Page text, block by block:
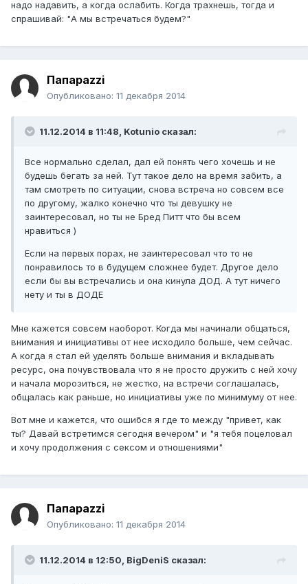
надо надавить, а когда ослабить. Когда трахнешь, тогда и
спрашивай: "А мы встречаться будем?"
Папараzzi
Опубликовано: 11 декабря 2014
11.12.2014 в 11:48, Kotunio сказал:
Все нормально сделал, дал ей понять чего хочешь и не
будешь бегать за ней. Тут такое дело на время забить, а
там смотреть по ситуации, снова встреча но совсем все
по другому, жалко конечно что ты девушку не
заинтересовал, но ты не Бред Питт что бы всем
нравиться )
Если на первых порах, не заинтересовал что то не
понравилось то в будущем сложнее будет. Другое дело
если бы вы встречались и она кинула ДОД. А тут ничего
нету и ты в ДОДЕ
Мне кажется совсем наоборот. Когда мы начинали общаться,
внимания и инициативы от нее исходило больше, чем сейчас.
А когда я стал ей уделять больше внимания и вкладывать
ресурс, она почувствовала что я не просто дружить с ней хочу
и начала морозиться, не жестко, на встречи соглашалась,
общалась как раньше, но инициативы уже по минимуму от нее.
Вот мне и кажется, что ошибся я где то между "привет, как
ты? Давай встретимся сегодня вечером" и "я тебя поцеловал
и хочу продолжения с сексом и отношениями"
Папараzzi
Опубликовано: 11 декабря 2014
11.12.2014 в 12:50, BigDeniS сказал: